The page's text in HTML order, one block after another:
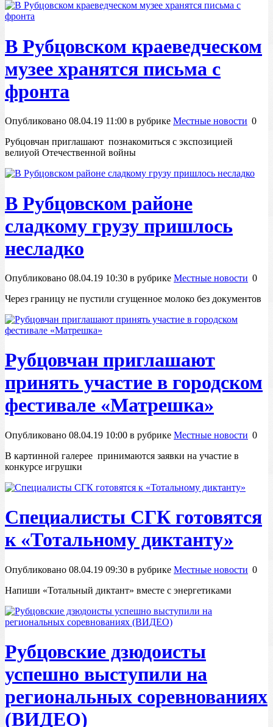
В Рубцовском краеведческом
музее хранятся письма с
фронта
Опубликовано 08.04.19 11:00 в рубрике Местные новости 0
Рубцовчан приглашают познакомиться с экспозицией
велиуой Отечественной войны
В Рубцовском районе
сладкому грузу пришлось
несладко
Опубликовано 08.04.19 10:30 в рубрике Местные новости 0
Через границу не пустили сгущенное молоко без документов
Рубцовчан приглашают
принять участие в городском
фестивале «Матрешка»
Опубликовано 08.04.19 10:00 в рубрике Местные новости 0
В картинной галерее принимаются заявки на участие в
конкурсе игрушки
Специалисты СГК готовятся
к «Тотальному диктанту»
Опубликовано 08.04.19 09:30 в рубрике Местные новости 0
Напиши «Тотальный диктант» вместе с энергетиками
Рубцовские дзюдоисты
успешно выступили на
региональных соревнованиях
(ВИДЕО)